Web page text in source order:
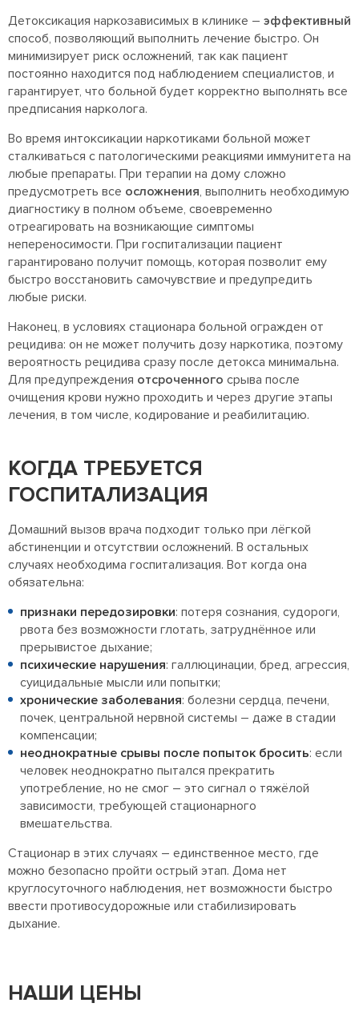
Детоксикация наркозависимых в клинике – эффективный
способ, позволяющий выполнить лечение быстро. Он
минимизирует риск осложнений, так как пациент
постоянно находится под наблюдением специалистов, и
гарантирует, что больной будет корректно выполнять все
предписания нарколога.
Во время интоксикации наркотиками больной может
сталкиваться с патологическими реакциями иммунитета на
любые препараты. При терапии на дому сложно
предусмотреть все осложнения, выполнить необходимую
диагностику в полном объеме, своевременно
отреагировать на возникающие симптомы
непереносимости. При госпитализации пациент
гарантировано получит помощь, которая позволит ему
быстро восстановить самочувствие и предупредить
любые риски.
Наконец, в условиях стационара больной огражден от
рецидива: он не может получить дозу наркотика, поэтому
вероятность рецидива сразу после детокса минимальна.
Для предупреждения отсроченного срыва после
очищения крови нужно проходить и через другие этапы
лечения, в том числе, кодирование и реабилитацию.
КОГДА ТРЕБУЕТСЯ
ГОСПИТАЛИЗАЦИЯ
Домашний вызов врача подходит только при лёгкой
абстиненции и отсутствии осложнений. В остальных
случаях необходима госпитализация. Вот когда она
обязательна:
признаки передозировки: потеря сознания, судороги,
рвота без возможности глотать, затруднённое или
прерывистое дыхание;
психические нарушения: галлюцинации, бред, агрессия,
суицидальные мысли или попытки;
хронические заболевания: болезни сердца, печени,
почек, центральной нервной системы – даже в стадии
компенсации;
неоднократные срывы после попыток бросить: если
человек неоднократно пытался прекратить
употребление, но не смог – это сигнал о тяжёлой
зависимости, требующей стационарного
вмешательства.
Стационар в этих случаях – единственное место, где
можно безопасно пройти острый этап. Дома нет
круглосуточного наблюдения, нет возможности быстро
ввести противосудорожные или стабилизировать
дыхание.
НАШИ ЦЕНЫ